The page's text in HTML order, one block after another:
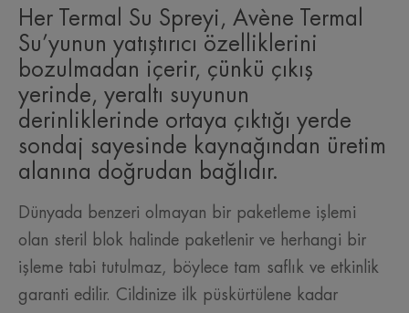
Her Termal Su Spreyi, Avène Termal
Su’yunun yatıştırıcı özelliklerini
bozulmadan içerir, çünkü çıkış
yerinde, yeraltı suyunun
derinliklerinde ortaya çıktığı yerde
sondaj sayesinde kaynağından üretim
alanına doğrudan bağlıdır.
Dünyada benzeri olmayan bir paketleme işlemi
olan steril blok halinde paketlenir ve herhangi bir
işleme tabi tutulmaz, böylece tam saflık ve etkinlik
garanti edilir. Cildinize ilk püskürtülene kadar